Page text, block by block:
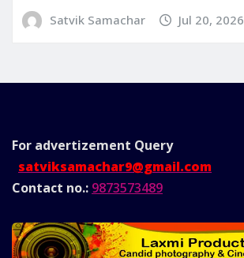
Satvik Samachar Jul 20, 2026
For advertizement Query
satviksamachar9@gmail.com
Contact no.: 9873573489